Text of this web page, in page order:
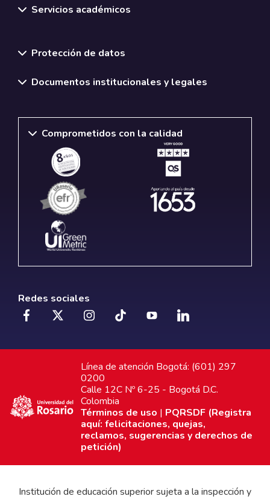
Servicios académicos
Protección de datos
Documentos institucionales y legales
Comprometidos con la calidad
Redes sociales
Línea de atención Bogotá: (601) 297
0200
Calle 12C Nº 6-25 - Bogotá D.C.
Colombia
Términos de uso | PQRSDF (Registra
aquí: felicitaciones, quejas,
reclamos, sugerencias y derechos de
petición)
Institución de educación superior sujeta a la inspección y